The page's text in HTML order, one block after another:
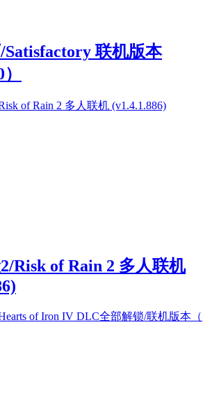
Satisfactory 联机版本
Risk of Rain 2 多人联机